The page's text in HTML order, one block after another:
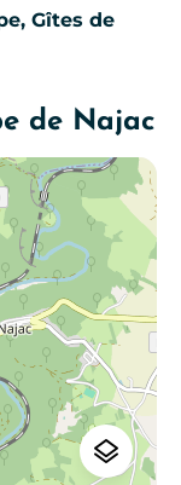
Gîtes de
de Najac